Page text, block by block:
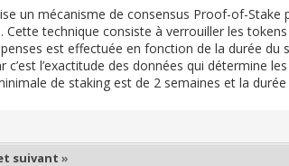
un mécanisme de consensus Proof-of-
Cette technique consiste à verrouiller les
est effectuée en fonction de la durée
l’exactitude des données qui détermine
de staking est de 2 semaines et la
suivant »